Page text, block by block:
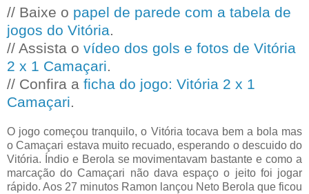
// Baixe o papel de parede com a tabela de
jogos do Vitória.
// Assista o vídeo dos gols e fotos de Vitória
2 x 1 Camaçari.
// Confira a ficha do jogo: Vitória 2 x 1
Camaçari.
O jogo começou tranquilo, o Vitória tocava bem a bola mas
o Camaçari estava muito recuado, esperando o descuido do
Vitória. Índio e Berola se movimentavam bastante e como a
marcação do Camaçari não dava espaço o jeito foi jogar
rápido. Aos 27 minutos Ramon lançou Neto Berola que ficou